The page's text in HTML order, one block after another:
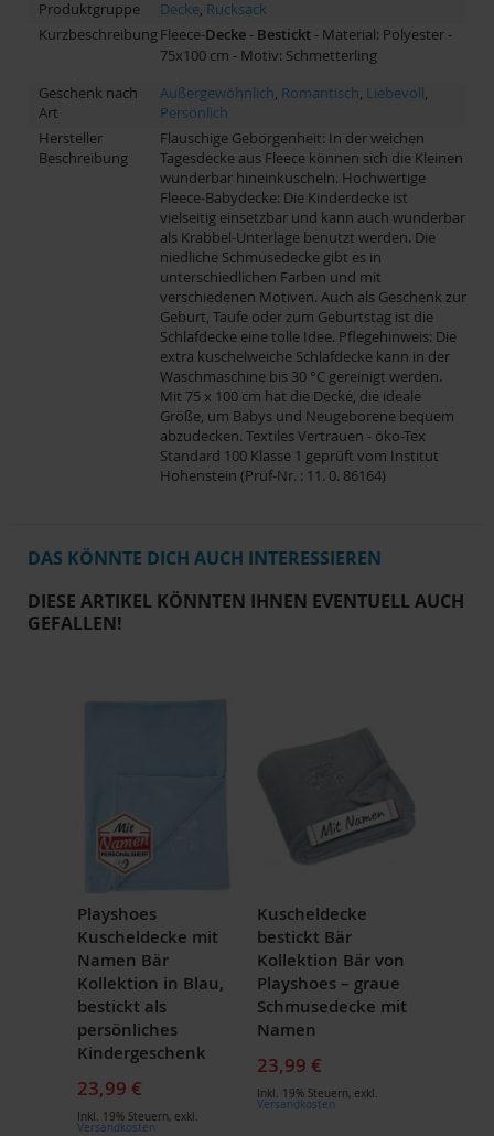
Produktgruppe Decke, Rucksack
KurzbeschreibungFleece-Decke - Bestickt - Material: Polyester -
75x100 cm - Motiv: Schmetterling
Geschenk nach
Art
Außergewöhnlich, Romantisch, Liebevoll,
Persönlich
Hersteller
Beschreibung
Flauschige Geborgenheit: In der weichen
Tagesdecke aus Fleece können sich die Kleinen
wunderbar hineinkuscheln. Hochwertige
Fleece-Babydecke: Die Kinderdecke ist
vielseitig einsetzbar und kann auch wunderbar
als Krabbel-Unterlage benutzt werden. Die
niedliche Schmusedecke gibt es in
unterschiedlichen Farben und mit
verschiedenen Motiven. Auch als Geschenk zur
Geburt, Taufe oder zum Geburtstag ist die
Schlafdecke eine tolle Idee. Pflegehinweis: Die
extra kuschelweiche Schlafdecke kann in der
Waschmaschine bis 30 °C gereinigt werden.
Mit 75 x 100 cm hat die Decke, die ideale
Größe, um Babys und Neugeborene bequem
abzudecken. Textiles Vertrauen - öko-Tex
Standard 100 Klasse 1 geprüft vom Institut
Hohenstein (Prüf-Nr. : 11. 0. 86164)
DAS KÖNNTE DICH AUCH INTERESSIEREN
DIESE ARTIKEL KÖNNTEN IHNEN EVENTUELL AUCH
GEFALLEN!
Playshoes
Kuscheldecke mit
Namen Bär
Kollektion in Blau,
bestickt als
persönliches
Kindergeschenk
23,99 €
Inkl. 19% Steuern, exkl.
Versandkosten
Kuscheldecke
bestickt Bär
Kollektion Bär von
Playshoes – graue
Schmusedecke mit
Namen
23,99 €
Inkl. 19% Steuern, exkl.
Versandkosten